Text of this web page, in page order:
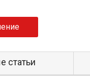
статьи